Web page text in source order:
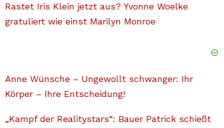
Rastet Iris Klein jetzt aus? Yvonne Woelke
gratuliert wie einst Marilyn Monroe
Anne Wünsche – Ungewollt schwanger: Ihr
Körper – Ihre Entscheidung!
„Kampf der Realitystars“: Bauer Patrick schießt